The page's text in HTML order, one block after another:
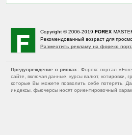
Copyright © 2006-2019 FOREX
Рекомендованный возраст для
Разместить рекламу на форекс
Предупреждение о рисках : Форекс портал
сайте, включая данные, курсы валют,
которые Вы можете позволить себе потерять.
индексы, фьючерсы носят ориентировочный